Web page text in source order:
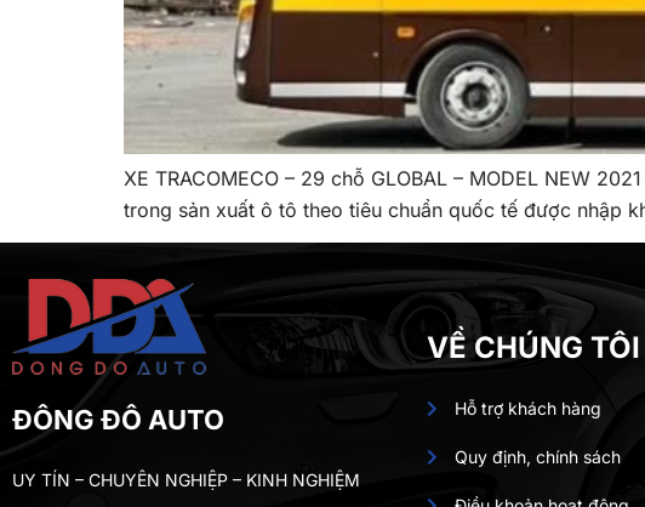
XE TRACOMECO – 29 chỗ GLOBAL – MODEL NEW
trong sản xuất ô tô theo tiêu chuẩn quốc tế được nhập
ĐÔNG ĐÔ AUTO
UY TÍN – CHUYÊN NGHIỆP – KINH NGHIỆM
VỀ CHÚNG TÔI
Hỗ trợ khách hàng
Quy định, chính sách